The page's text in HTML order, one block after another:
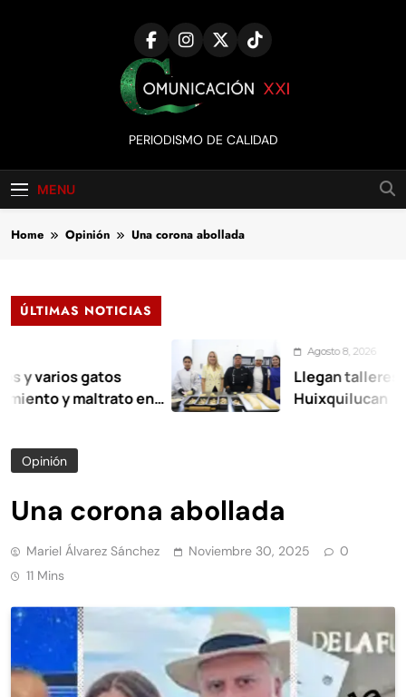
Comunicación
XXI
PERIODISMO DE CALIDAD
MENU
Home Opinión Una corona abollada
ÚLTIMAS NOTICIAS
gatos
maltrato en
Agosto 8, 2026
Llegan talleres de
Huixquilucan
Opinión
Una corona abollada
Mariel Álvarez Sánchez Noviembre 30, 2025
0
11 Mins